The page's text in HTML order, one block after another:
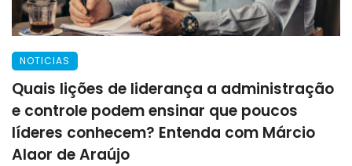
NOTICIAS
Quais lições de liderança a administração
e controle podem ensinar que poucos
líderes conhecem? Entenda com Márcio
Alaor de Araújo